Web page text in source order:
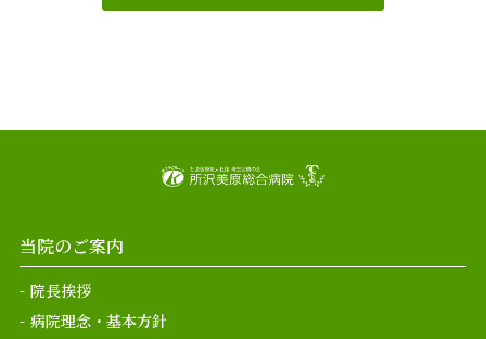
当院のご案内
院長挨拶
病院理念・基本方針